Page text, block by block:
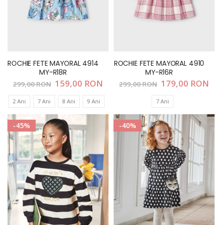
ROCHIE FETE MAYORAL 4914
MY-R18R
299,00 RON Pret
special
159,00 RON
2 Ani 7 Ani 8 Ani 9 Ani
ROCHIE FETE MAYORAL 4910
MY-R16R
299,00 RON Pret
special
179,00 RON
7 Ani
-45% -40%